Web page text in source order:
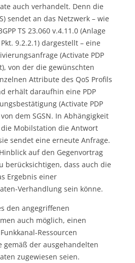
auch verhandelt. Denn die
sendet an das Netzwerk – wie
TS 23.060 v.4.11.0 (Anlage
Pkt. 9.2.2.1) dargestellt – eine
(Activate PDP
von der die gewünschten
Attribute des QoS Profils
erhält daraufhin eine PDP
(Activate PDP
dem SGSN. In Abhängigkeit
Mobilstation die Antwort
sendet eine erneute Anfrage.
auf den Gegenvortrag
berücksichtigen, dass auch die
Ergebnis einer
Verhandlung sein könne.
den angegriffenen
auch möglich, einen
Ressourcen
gemäß der ausgehandelten
zugewiesen seien.